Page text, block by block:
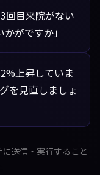
回目来院がない
がですか」
上昇していま
を見直しましょ
送信・実行すること